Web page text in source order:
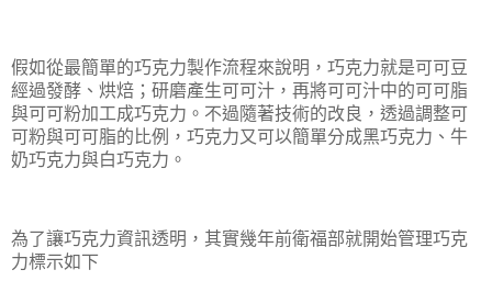
假如從最簡單的巧克力製作流程來說明，巧克力就是可可豆
經過發酵、烘焙；研磨產生可可汁，再將可可汁中的可可脂
與可可粉加工成巧克力。不過隨著技術的改良，透過調整可
可粉與可可脂的比例，巧克力又可以簡單分成黑巧克力、牛
奶巧克力與白巧克力。
為了讓巧克力資訊透明，其實幾年前衛福部就開始管理巧克
力標示如下